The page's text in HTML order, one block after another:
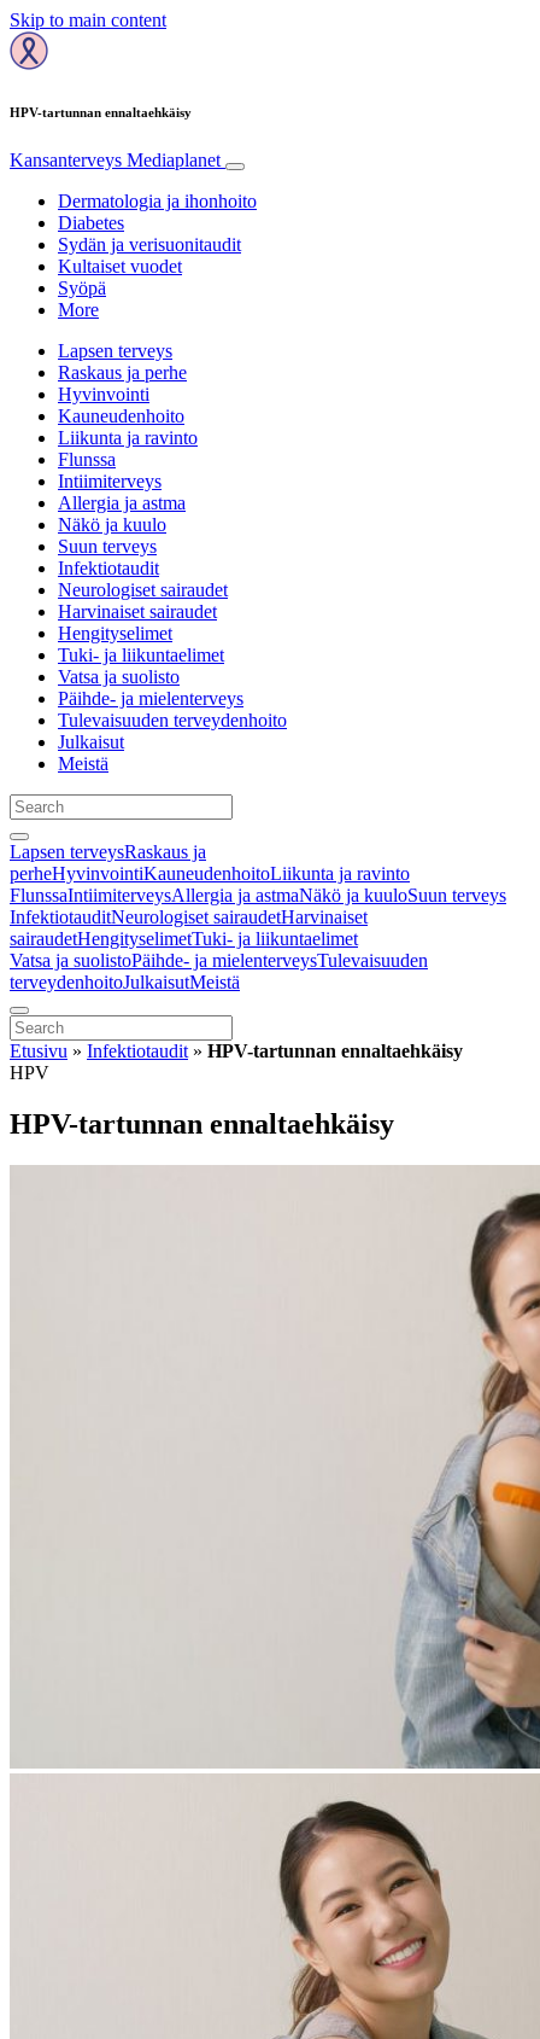
Skip to main content
HPV-tartunnan ennaltaehkäisy
Kansanterveys Mediaplanet
Dermatologia ja ihonhoito
Diabetes
Sydän ja verisuonitaudit
Kultaiset vuodet
Syöpä
More
Lapsen terveys
Raskaus ja perhe
Hyvinvointi
Kauneudenhoito
Liikunta ja ravinto
Flunssa
Intiimiterveys
Allergia ja astma
Näkö ja kuulo
Suun terveys
Infektiotaudit
Neurologiset sairaudet
Harvinaiset sairaudet
Hengityselimet
Tuki- ja liikuntaelimet
Vatsa ja suolisto
Päihde- ja mielenterveys
Tulevaisuuden terveydenhoito
Julkaisut
Meistä
Lapsen terveysRaskaus ja
perheHyvinvointiKauneudenhoitoLiikunta ja ravinto
FlunssaIntiimiterveysAllergia ja astmaNäkö ja kuuloSuun terveys
InfektiotauditNeurologiset sairaudetHarvinaiset
sairaudetHengityselimetTuki- ja liikuntaelimet
Vatsa ja suolistoPäihde- ja mielenterveysTulevaisuuden
terveydenhoitoJulkaisutMeistä
Etusivu » Infektiotaudit » HPV-tartunnan ennaltaehkäisy
HPV
HPV-tartunnan ennaltaehkäisy